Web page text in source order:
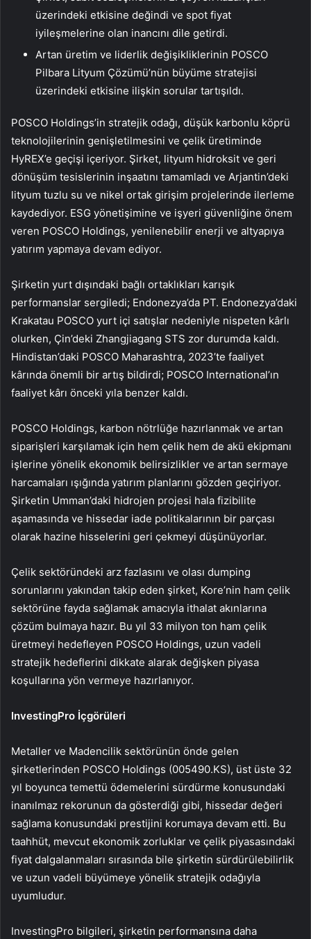
üzerindeki etkisine değindi ve spot fiyat
iyileşmelerine olan inancını dile getirdi.
Artan üretim ve liderlik değişikliklerinin POSCO
Pilbara Lityum Çözümü’nün büyüme stratejisi
üzerindeki etkisine ilişkin sorular tartışıldı.
POSCO Holdings’in stratejik odağı, düşük karbonlu köprü
teknolojilerinin genişletilmesini ve çelik üretiminde
HyREX’e geçişi içeriyor. Şirket, lityum hidroksit ve geri
dönüşüm tesislerinin inşaatını tamamladı ve Arjantin’deki
lityum tuzlu su ve nikel ortak girişim projelerinde ilerleme
kaydediyor. ESG yönetişimine ve işyeri güvenliğine önem
veren POSCO Holdings, yenilenebilir enerji ve altyapıya
yatırım yapmaya devam ediyor.
Şirketin yurt dışındaki bağlı ortaklıkları karışık
performanslar sergiledi; Endonezya’da PT. Endonezya’daki
Krakatau POSCO yurt içi satışlar nedeniyle nispeten kârlı
olurken, Çin’deki Zhangjiagang STS zor durumda kaldı.
Hindistan’daki POSCO Maharashtra, 2023’te faaliyet
kârında önemli bir artış bildirdi; POSCO International’ın
faaliyet kârı önceki yıla benzer kaldı.
POSCO Holdings, karbon nötrlüğe hazırlanmak ve artan
siparişleri karşılamak için hem çelik hem de akü ekipmanı
işlerine yönelik ekonomik belirsizlikler ve artan sermaye
harcamaları ışığında yatırım planlarını gözden geçiriyor.
Şirketin Umman’daki hidrojen projesi hala fizibilite
aşamasında ve hissedar iade politikalarının bir parçası
olarak hazine hisselerini geri çekmeyi düşünüyorlar.
Çelik sektöründeki arz fazlasını ve olası dumping
sorunlarını yakından takip eden şirket, Kore’nin ham çelik
sektörüne fayda sağlamak amacıyla ithalat akınlarına
çözüm bulmaya hazır. Bu yıl 33 milyon ton ham çelik
üretmeyi hedefleyen POSCO Holdings, uzun vadeli
stratejik hedeflerini dikkate alarak değişken piyasa
koşullarına yön vermeye hazırlanıyor.
InvestingPro İçgörüleri
Metaller ve Madencilik sektörünün önde gelen
şirketlerinden POSCO Holdings (005490.KS), üst üste 32
yıl boyunca temettü ödemelerini sürdürme konusundaki
inanılmaz rekorunun da gösterdiği gibi, hissedar değeri
sağlama konusundaki prestijini korumaya devam etti. Bu
taahhüt, mevcut ekonomik zorluklar ve çelik piyasasındaki
fiyat dalgalanmaları sırasında bile şirketin sürdürülebilirlik
ve uzun vadeli büyümeye yönelik stratejik odağıyla
uyumludur.
InvestingPro bilgileri, şirketin performansına daha